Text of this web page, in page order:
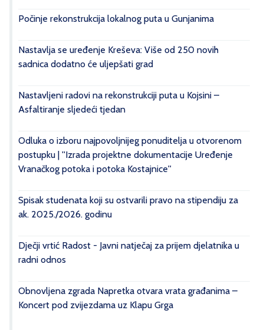
Počinje rekonstrukcija lokalnog puta u Gunjanima
Nastavlja se uređenje Kreševa: Više od 250 novih
sadnica dodatno će uljepšati grad
Nastavljeni radovi na rekonstrukciji puta u Kojsini –
Asfaltiranje sljedeći tjedan
Odluka o izboru najpovoljnijeg ponuditelja u otvorenom
postupku | ''Izrada projektne dokumentacije Uređenje
Vranačkog potoka i potoka Kostajnice''
Spisak studenata koji su ostvarili pravo na stipendiju za
ak. 2025./2026. godinu
Dječji vrtić Radost - Javni natječaj za prijem djelatnika u
radni odnos
Obnovljena zgrada Napretka otvara vrata građanima –
Koncert pod zvijezdama uz Klapu Grga